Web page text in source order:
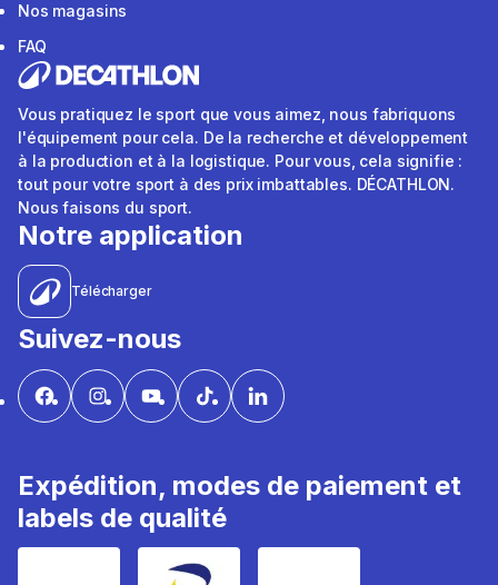
Nos magasins
FAQ
Vous pratiquez le sport que vous aimez, nous fabriquons
l'équipement pour cela. De la recherche et développement
à la production et à la logistique. Pour vous, cela signifie :
tout pour votre sport à des prix imbattables. DÉCATHLON.
Nous faisons du sport.
Notre application
Télécharger
Suivez-nous
Expédition, modes de paiement et
labels de qualité